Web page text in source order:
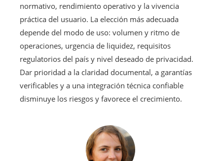
normativo, rendimiento operativo y la vivencia
práctica del usuario. La elección más adecuada
depende del modo de uso: volumen y ritmo de
operaciones, urgencia de liquidez, requisitos
regulatorios del país y nivel deseado de privacidad.
Dar prioridad a la claridad documental, a garantías
verificables y a una integración técnica confiable
disminuye los riesgos y favorece el crecimiento.